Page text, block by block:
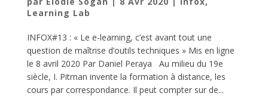
Learning Lab
INFOX#13 : « Le e-learning, c’est avant tout une
question de maîtrise d’outils techniques » Mis en ligne
le 8 avril 2020 Par Daniel Peraya Au milieu du 19e
siècle, I. Pitman invente la formation à distance, les
cours par correspondance. Il peut compter sur de...